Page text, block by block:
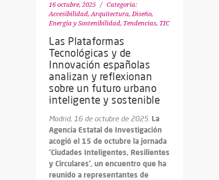
16 octubre, 2025
Categoría:
Accesibilidad, Arquitectura, Diseño,
Energía y Sostenibilidad, Tendencias, TIC
Las Plataformas
Tecnológicas y de
Innovación españolas
analizan y reflexionan
sobre un futuro urbano
inteligente y sostenible
Madrid, 16 de octubre de 2025. La
Agencia Estatal de Investigación
acogió el 15 de octubre la jornada
‘Ciudades Inteligentes, Resilientes
y Circulares’, un encuentro que ha
reunido a representantes de